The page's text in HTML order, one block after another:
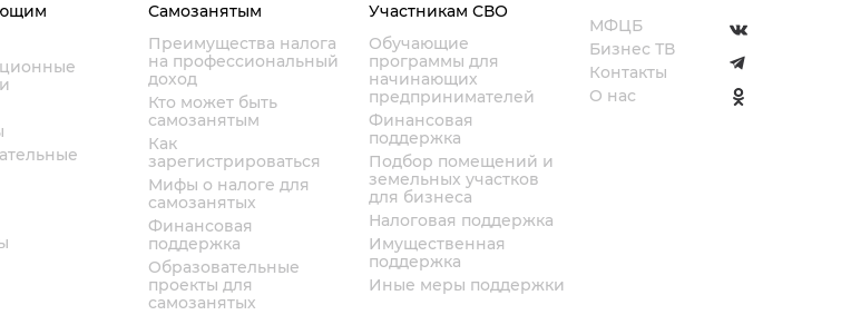
Самозанятым
Преимущества налога
на профессиональный
доход
Кто может быть
самозанятым
Как
зарегистрироваться
Мифы о налоге для
самозанятых
Финансовая
поддержка
Образовательные
проекты для
самозанятых
Участникам СВО
Обучающие
программы для
начинающих
предпринимателей
Финансовая
поддержка
Подбор помещений и
земельных участков
для бизнеса
Налоговая поддержка
Имущественная
поддержка
Иные меры поддержки
МФЦБ
Бизнес ТВ
Контакты
О нас